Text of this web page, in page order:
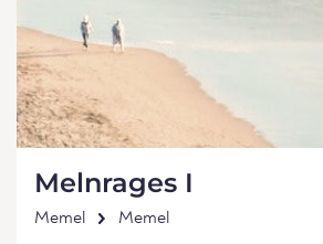
Melnrages I
Memel Memel